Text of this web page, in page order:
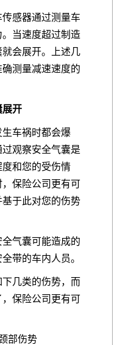
感器通过测量车
当速度超过制造
会展开。上述几
测量减速速度的
展开
车祸时都会爆
观察安全气囊是
和您的受伤情
保险公司更有可
于此对您的伤势
气囊可能造成的
带的车内人员。
几类的伤势，而
保险公司更有可
部伤势